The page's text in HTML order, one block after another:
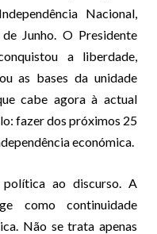
Nacional,
Junho. O Presidente
a liberdade,
as bases da unidade
cabe agora à actual
fazer dos próximos 25
económica.
política ao discurso. A
como continuidade
Não se trata apenas